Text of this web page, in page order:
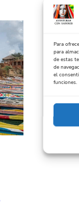
Para
para
de estas
de
el
funciones.